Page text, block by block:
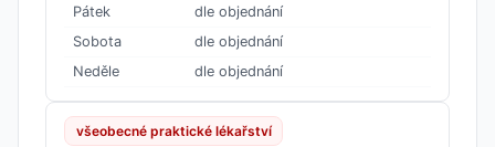
Pátek
dle objednání
Sobota
dle objednání
Neděle
dle objednání
všeobecné praktické lékařství